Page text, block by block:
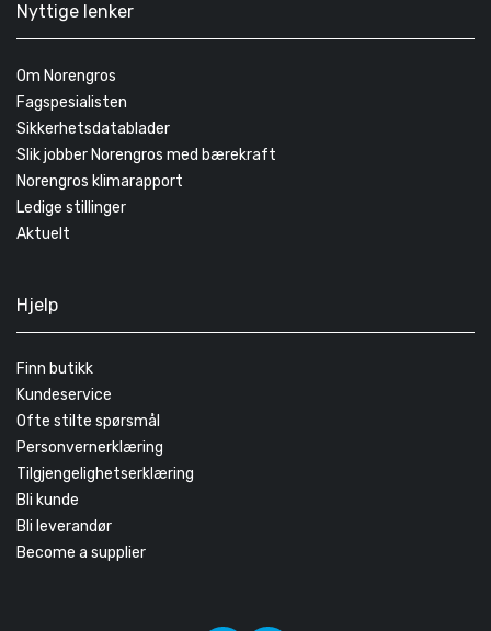
Nyttige lenker
Om Norengros
Fagspesialisten
Sikkerhetsdatablader
Slik jobber Norengros med bærekraft
Norengros klimarapport
Ledige stillinger
Aktuelt
Hjelp
Finn butikk
Kundeservice
Ofte stilte spørsmål
Personvernerklæring
Tilgjengelighetserklæring
Bli kunde
Bli leverandør
Become a supplier